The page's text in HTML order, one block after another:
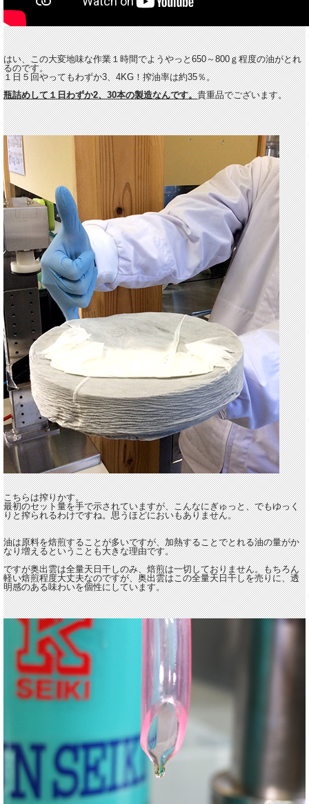
はい、この大変地味な作業１時間でようやっと650～800ｇ程度の油がとれ
るのです。
１日５回やってもわずか3、4KG！搾油率は約35％。
瓶詰めして１日わずか2、30本の製造なんです。貴重品でございます。
こちらは搾りかす。
最初のセット量を手で示されていますが、こんなにぎゅっと、でもゆっく
りと搾られるわけですね。思うほどにおいもありません。
油は原料を焙煎することが多いですが、加熱することでとれる油の量がか
なり増えるということも大きな理由です。
ですが奥出雲は全量天日干しのみ、焙煎は一切しておりません。もちろん
軽い焙煎程度大丈夫なのですが、奥出雲はこの全量天日干しを売りに、透
明感のある味わいを個性にしています。